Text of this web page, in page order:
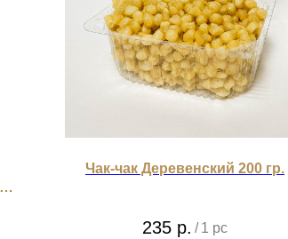
Чак-чак Деревенский 200 гр.
235 р. / 1 pc